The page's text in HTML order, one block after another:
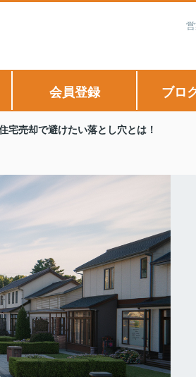
会員登録 ブロ
宅売却で避けたい落とし穴とは！